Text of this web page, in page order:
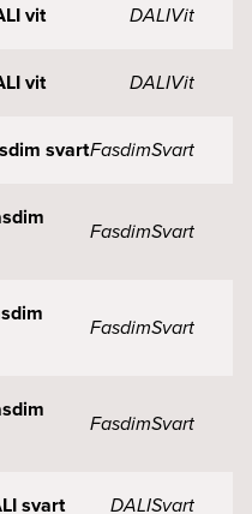
vit DALIVit
vit DALIVit
svartFasdimSvart
FasdimSvart
FasdimSvart
FasdimSvart
svart DALISvart